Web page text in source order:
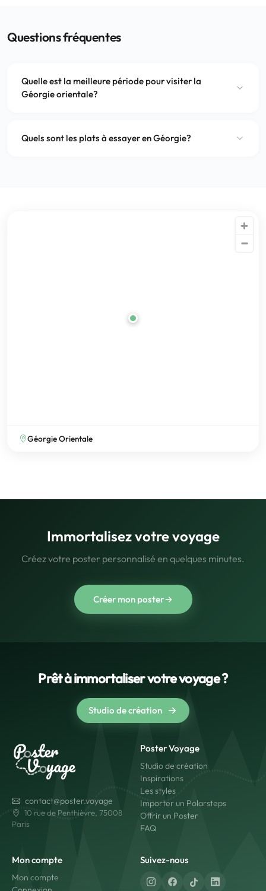
Questions fréquentes
Quelle est la meilleure période pour visiter la
Géorgie orientale?
Quels sont les plats à essayer en Géorgie?
Géorgie Orientale
Immortalisez votre voyage
Créez votre poster personnalisé en quelques minutes.
Créer mon poster
Prêt à immortaliser votre voyage ?
Studio de création
contact@poster.voyage
10 rue de Penthièvre, 75008
Paris
Poster Voyage
Studio de création
Inspirations
Les styles
Importer un Polarsteps
Offrir un Poster
FAQ
Mon compte
Mon compte
Suivez-nous